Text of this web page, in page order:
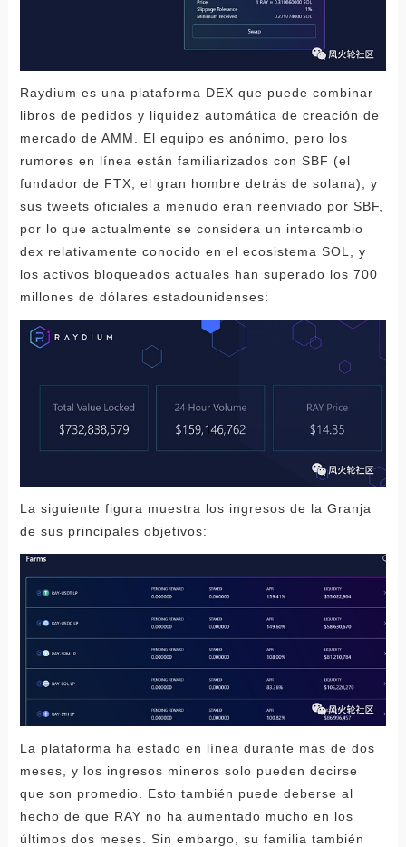
Raydium es una plataforma DEX que puede combinar
libros de pedidos y liquidez automática de creación de
mercado de AMM. El equipo es anónimo, pero los
rumores en línea están familiarizados con SBF (el
fundador de FTX, el gran hombre detrás de solana), y
sus tweets oficiales a menudo eran reenviado por SBF,
por lo que actualmente se considera un intercambio
dex relativamente conocido en el ecosistema SOL, y
los activos bloqueados actuales han superado los 700
millones de dólares estadounidenses:
La siguiente figura muestra los ingresos de la Granja
de sus principales objetivos:
La plataforma ha estado en línea durante más de dos
meses, y los ingresos mineros solo pueden decirse
que son promedio. Esto también puede deberse al
hecho de que RAY no ha aumentado mucho en los
últimos dos meses. Sin embargo, su familia también